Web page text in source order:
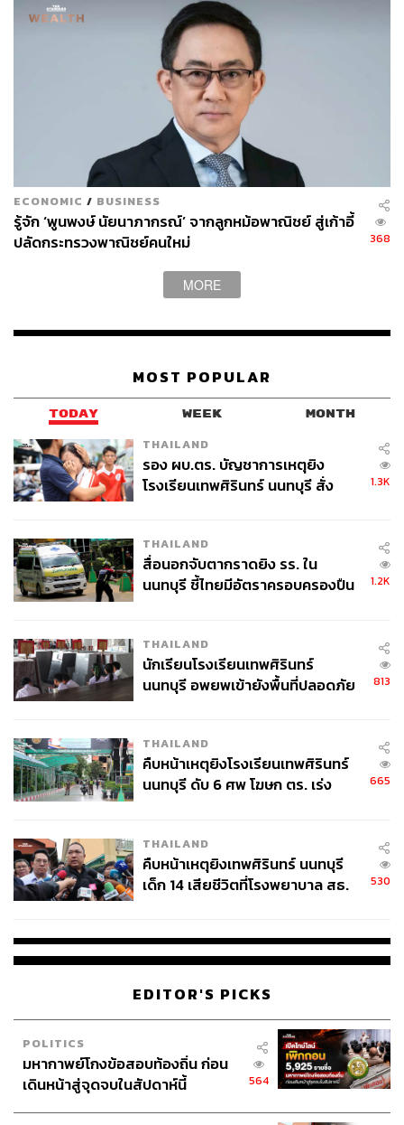
โดยมีนักลงทุนต่างชาติ 687 ราย เข้ามาจัดตั้งธุรกิจในไทย
ญี่ปุ่น อเมริกา และสิงคโปร์ครองอันดับต้น ขณะที่พื้นที่ EEC
ดึงดูดเงินลงทุนกว่า 74,792 ล้านบาท คิดเป็น 33% ของเม็ด
เงินลงทุนรวม สะท้อนความเชื่อมั่นเศรษฐกิจไทยบนเวทีโลก
อรมน สรุปผลงานตลอด 2 ปีที่ผ่านมา ก่อนที่ในเดือนหน้าจะ
ไปดำรงตำแหน่งอธิบดีกรมทรัพย์สินทางปัญญา อีกว่า การ
ทำงานช่วงที่ผ่านมา ได้ยกระดับการบริการด้วยเทคโนโลยี
ดิจิทัล เสริมแกร่ง SME ไทยกว่า 9.8 หมื่นราย พร้อมเดินหน้า
กำกับดูแลธรรมาภิบาล ปราบปรามนอมินี และสร้างความน่า
เชื่อถือแก่นิติบุคคล
จ่อฟันนิติบุคคล 9,343 ราย ให้มีสถานะ ‘ร้าง’ เหตุไม่ส่ง
คำร้องชี้แจงต่อนายทะเบียนได้ภายใน 90 วันนับแต่วันที่ออก
ประกาศ หากพ้นระยะเวลาที่กำหนด จะถูกขีดชื่อออกจาก
ทะเบียนและสิ้นสภาพนิติบุคคลทันที เว้นแต่จะแสดงเหตุให้
เห็นเป็นอย่างอื่น เมื่อนิติบุคคลถูกเปลี่ยนเป็นสถานะร้างแล้ว
จะไม่สามารถทำนิติกรรมใดๆ ได้อีกต่อไป
ก็ตาม นิติบุคคลอาจคืนสู่ทะเบียนได้โดยการร้องขอต่อศาล
ภายใน 10 ปี นับแต่วันที่นายทะเบียนขีดชื่อออกจากทะเบียน
7,032 ราย เป็นเหตุให้เชื่อได้ว่าไม่ทำการค้าขายหรือประกอบ
การงานแล้ว และสาเหตุรองลงมาคือจดทะเบียนเลิกแล้วแต่
ไม่มีตัวผู้ชำระบัญชีทำการอยู่อีก 2,311 ราย นายทะเบียนจะ
ต้องดำเนินการตามกฎหมายเพื่อปรับปรุงฐานข้อมูลนิติบุคคล
หรือหาประโยชน์จากประชาชน” อรมนกล่าว ทิ้งท้าย
ภาพ:Najlah Feanny / Getty images
สามารถติดตาม THE STANDARD WEALTH
ผ่านแอปพลิเคชันต่างๆ ที่คุณสะดวกหรือใช้งานอยู่แล้วได้เลย
กรมพัฒนาธุรกิจการค้า
อรมน ทรัพย์ทวีธรรม
ECONOMIC / BUSINESS
รู้จัก ‘พูนพงษ์ นัยนาภากรณ์’ จากลูกหม้อพาณิชย์ สู่เก้าอี้
ปลัดกระทรวงพาณิชย์คนใหม่
368
MORE
MOST POPULAR
TODAY WEEK MONTH
THAILAND
รอง ผบ.ตร. บัญชาการเหตุยิง
โรงเรียนเทพศิรินทร์ นนทบุรี สั่ง
1.3K
THAILAND
สื่อนอกจับตากราดยิง รร. ใน
นนทบุรี ชี้ไทยมีอัตราครอบครองปืน
1.2K
THAILAND
นักเรียนโรงเรียนเทพศิรินทร์
นนทบุรี อพยพเข้ายังพื้นที่ปลอดภัย
813
THAILAND
คืบหน้าเหตุยิงโรงเรียนเทพศิรินทร์
นนทบุรี ดับ 6 ศพ โฆษก ตร. เร่ง
665
THAILAND
คืบหน้าเหตุยิงเทพศิรินทร์ นนทบุรี
เด็ก 14 เสียชีวิตที่โรงพยาบาล สธ.
530
EDITOR'S PICKS
POLITICS
มหากาพย์โกงข้อสอบท้องถิ่น ก่อน
เดินหน้าสู่จุดจบในสัปดาห์นี้
564